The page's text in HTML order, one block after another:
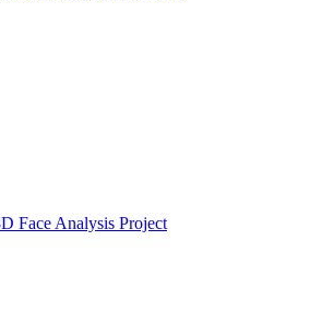
Face Analysis Project